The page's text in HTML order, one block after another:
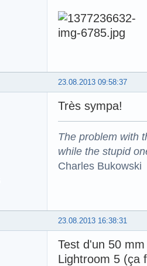
23.08.2013 09:58:37
Très sympa!
The problem with
while the stupid
Charles Bukowski
23.08.2013 16:38:31
Test d'un 50
Lightroom 5 (ça